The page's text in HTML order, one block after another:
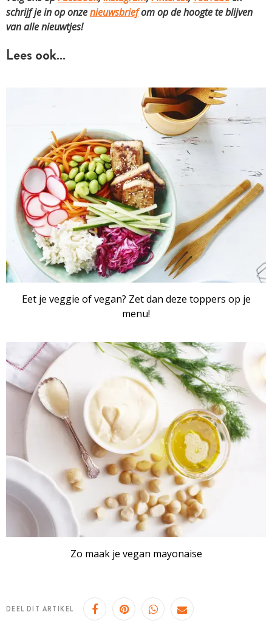
schrijf je in op onzenieuwsbriefom op de hoogte te blijven
van alle nieuwtjes!
Lees ook…
Eet je veggie of vegan? Zet dan deze toppers op je
menu!
Zo maak je vegan mayonaise
DEEL DIT ARTIKEL